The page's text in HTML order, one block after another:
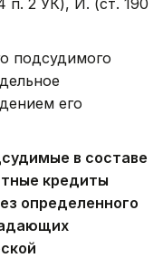
подсудимого
его
в составе
кредиты
определенного